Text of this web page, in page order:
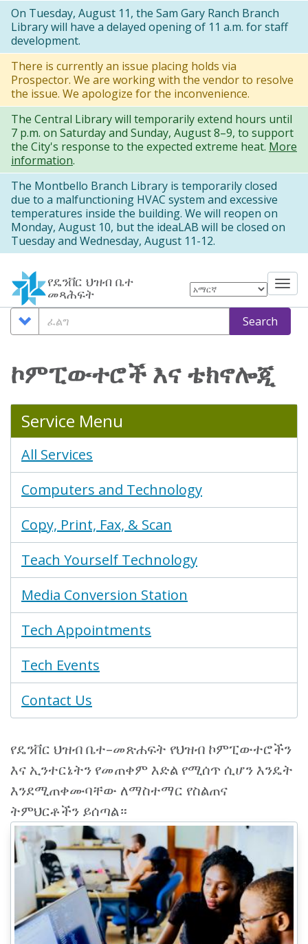
Skip
to
main
content
On Tuesday, August 11, the Sam Gary Ranch Branch
Library will have a delayed opening of 11 a.m. for staff
development.
There is currently an issue placing holds via
Prospector. We are working with the vendor to resolve
the issue. We apologize for the inconvenience.
The Central Library will temporarily extend hours until
7 p.m. on Saturday and Sunday, August 8–9, to support
the City's response to the expected extreme heat. More
information.
The Montbello Branch Library is temporarily closed
due to a malfunctioning HVAC system and excessive
temperatures inside the building. We will reopen on
Monday, August 10, but the ideaLAB will be closed on
Tuesday and Wednesday, August 11-12.
የዴንቨር ህዝብ ቤተ
መጻሕፍት
Search
Options
ፈልግ Search
ኮምፒውተሮች እና ቴክኖሎጂ
Service Menu
All Services
Computers and Technology
Copy, Print, Fax, & Scan
Teach Yourself Technology
Media Conversion Station
Tech Appointments
Tech Events
Contact Us
የዴንቨር ህዝብ ቤተ–መጽሐፍት የህዝብ ኮምፒውተሮችን
እና ኢንተርኔትን የመጠቀም እድል የሚሰጥ ሲሆን እንዴት
እንደሚጠቀሙባቸው ለማስተማር የስልጠና
ትምህርቶችን ይሰጣል።